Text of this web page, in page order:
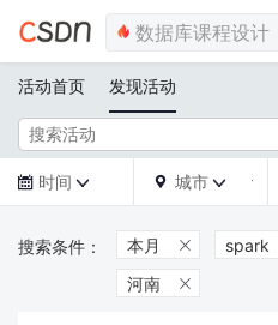
活动首页 发现活动
 时间   城市 
本月  spark
河南 